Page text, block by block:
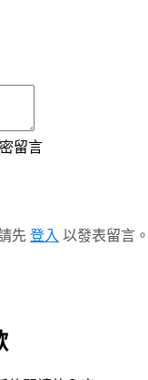
留言
先 登入 以發表留言。